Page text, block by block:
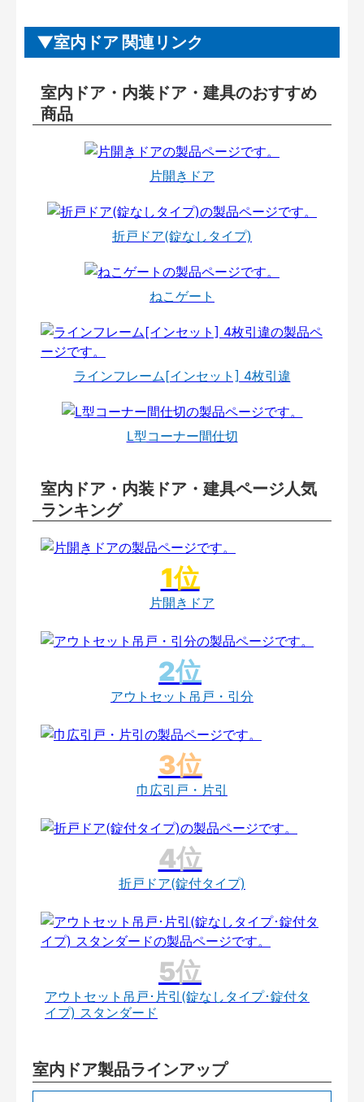
室内ドア 関連リンク
室内ドア・内装ドア・建具のおすすめ
商品
片開きドア
折戸ドア(錠なしタイプ)
ねこゲート
ラインフレーム[インセット] 4枚引違
L型コーナー間仕切
室内ドア・内装ドア・建具ページ人気
ランキング
片開きドア
アウトセット吊戸・引分
巾広引戸・片引
折戸ドア(錠付タイプ)
アウトセット吊戸･片引(錠なしタイプ･錠付タ
イプ) スタンダード
室内ドア製品ラインアップ